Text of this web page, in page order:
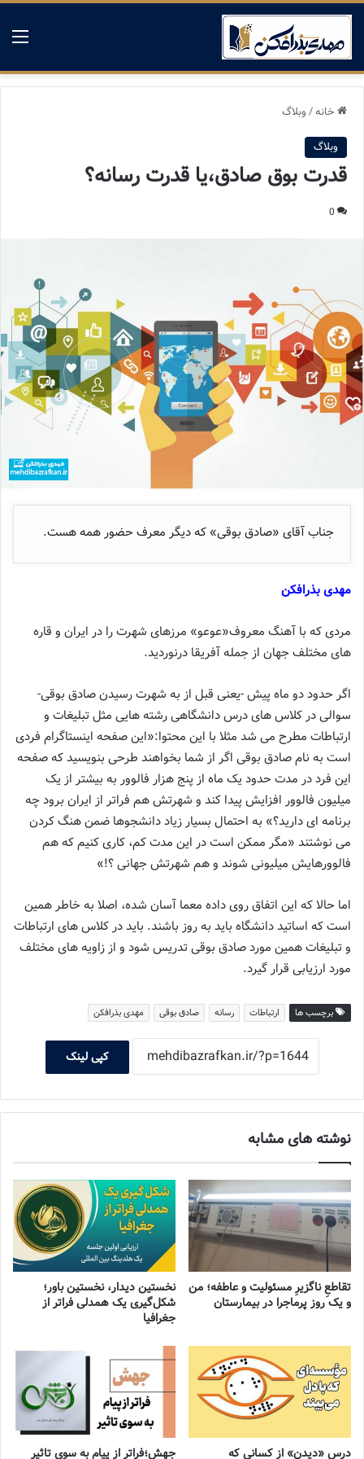
خانه/وبلاگ
وبلاگ
قدرت بوق صادق،یا قدرت رسانه؟
0
جناب آقای «صادق بوقی» که دیگر معرف حضور همه هست.
مهدی بذرافکن
مردی که با آهنگ معروف«عوعو» مرزهای شهرت را در ایران و قاره
های مختلف جهان از جمله آفریقا درنوردید.
اگر حدود دو ماه پیش -یعنی قبل از به شهرت رسیدن صادق بوقی-
سوالی در کلاس های درس دانشگاهی رشته هایی مثل تبلیغات و
ارتباطات مطرح می شد مثلا با این محتوا:«این صفحه اینستاگرام فردی
است به نام صادق بوقی اگر از شما بخواهند طرحی بنویسید که صفحه
این فرد در مدت حدود یک ماه از پنج هزار فالوور به بیشتر از یک
میلیون فالوور افزایش پیدا کند و شهرتش هم فراتر از ایران برود چه
برنامه ای دارید؟» به احتمال بسیار زیاد دانشجوها ضمن هنگ کردن
می نوشتند «مگر ممکن است در این مدت کم، کاری کنیم که هم
فالوورهایش میلیونی شوند و هم شهرتش جهانی ؟!»
اما حالا که این اتفاق روی داده معما آسان شده، اصلا به خاطر همین
است که اساتید دانشگاه باید به روز باشند. باید در کلاس های ارتباطات
و تبلیغات همین مورد صادق بوقی تدریس شود و از زاویه های مختلف
مورد ارزیابی قرار گیرد.
برچسب ها ارتباطات رسانه صادق بوقی مهدی بذرافکن
کپی لینک
نوشته های مشابه
تقاطعِ ناگزیرِ مسئولیت و عاطفه؛ من
و یک روز پرماجرا در بیمارستان
نخستین دیدار، نخستین باور؛
شکل‌گیری یک همدلی فراتر از
جغرافیا
درس «دیدن» از کسانی که جهش؛فراتر از پیام به سوی تاثیر